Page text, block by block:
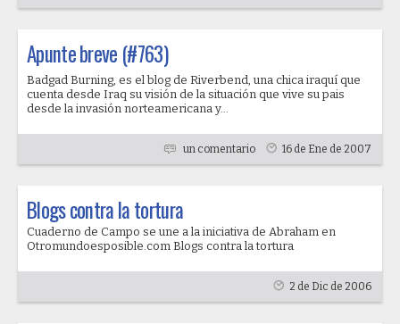
Apunte breve (#763)
Badgad Burning, es el blog de Riverbend, una chica iraquí que
cuenta desde Iraq su visión de la situación que vive su pais
desde la invasión norteamericana y...
un comentario 16 de Ene de 2007
Blogs contra la tortura
Cuaderno de Campo se une a la iniciativa de Abraham en
Otromundoesposible.com Blogs contra la tortura
2 de Dic de 2006